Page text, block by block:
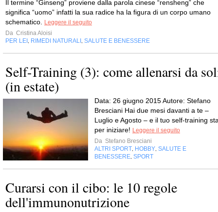
Il termine “Ginseng” proviene dalla parola cinese “rensheng” che
significa “uomo” infatti la sua radice ha la figura di un corpo umano
schematico. Leggere il seguito
Da Cristina Aloisi
PER LEI , RIMEDI NATURALI , SALUTE E BENESSERE
Self-Training (3): come allenarsi da
(in estate)
Data: 26 giugno 2015 Autore: Stefano
Bresciani Hai due mesi davanti a te –
Luglio e Agosto – e il tuo self-training
per iniziare! Leggere il seguito
Da Stefano Bresciani
ALTRI SPORT, HOBBY, SALUTE E
BENESSERE, SPORT
Curarsi con il cibo: le 10 regole
dell'immunonutrizione